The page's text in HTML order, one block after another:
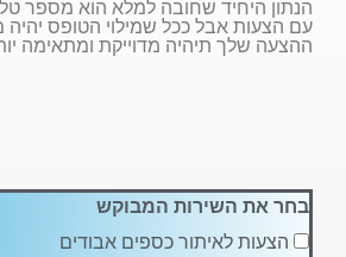
הנתון היחיד שחובה למלא הוא מספר
עם הצעות אבל ככל שמילוי הטופס יהיה
ההצעה שלך תיהיה מדוייקת ומתאימה
בחר את השירות המבוקש
הצעות לאיתור כספים אבודים